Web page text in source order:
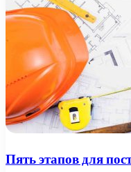
Пять этапов для